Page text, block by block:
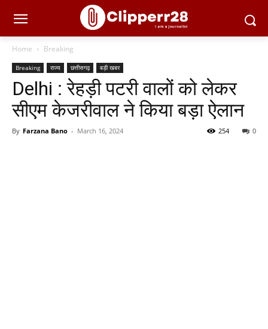
Home Breaking
Breaking राज्य छत्तीसगढ़ बड़ी खबर
Delhi : रेहड़ी पटरी वालों को लेकर
सीएम केजरीवाल ने किया बड़ा ऐलान
By Farzana Bano - March 16, 2024 0
254